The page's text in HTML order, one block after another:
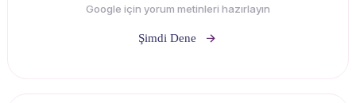
Google için yorum metinleri hazırlayın
Şimdi Dene